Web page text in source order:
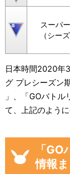
スーパ
（シー
日本時間2020年
グ プレシーズン
」、「GOバト
て、上記のよう
「
情報